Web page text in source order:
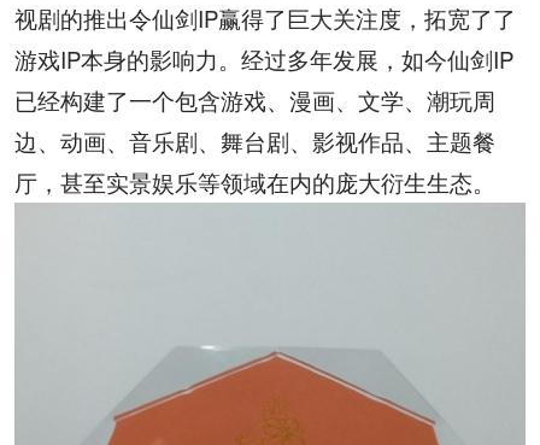
视剧的推出令仙剑IP赢得了巨大关注度，拓宽了了
游戏IP本身的影响力。经过多年发展，如今仙剑IP
已经构建了一个包含游戏、漫画、文学、潮玩周
边、动画、音乐剧、舞台剧、影视作品、主题餐
厅，甚至实景娱乐等领域在内的庞大衍生生态。